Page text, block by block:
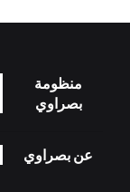
منظومة
بصراوي
عن بصراوي